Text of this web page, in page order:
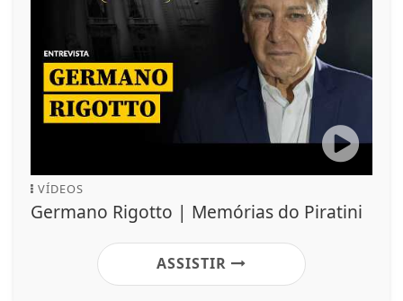
VÍDEOS
Germano Rigotto | Memórias do Piratini
ASSISTIR